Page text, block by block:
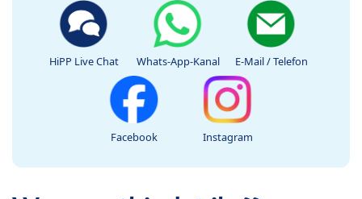
HiPP Live Chat Whats-App-Kanal E-Mail / Telefon
Facebook Instagram